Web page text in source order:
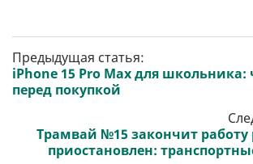
Предыдущая статья:
iPhone 15 Pro Max для школьника:
перед покупкой
Трамвай №15 закончит
приостановлен: